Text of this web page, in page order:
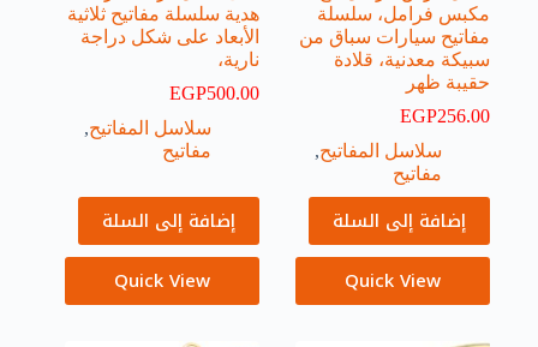
مكبس فرامل، سلسلة
مفاتيح سيارات سباق من
سبيكة معدنية، قلادة
حقيبة ظهر
EGP256.00
سلاسل المفاتيح,
مفاتيح
إضافة إلى السلة
Quick View
هدية سلسلة مفاتيح ثلاثية
الأبعاد على شكل دراجة
نارية،
EGP500.00
سلاسل المفاتيح,
مفاتيح
إضافة إلى السلة
Quick View